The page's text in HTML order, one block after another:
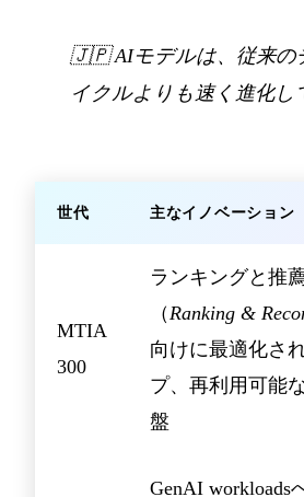
🇯🇵AIモデルは、従来の
イクルよりも速く進化し
世代 主なイノベーション
MTIA
300
ランキングと推
（ Ranking &
向けに最適化さ
プ、再利用可能
盤
GenAI workloads